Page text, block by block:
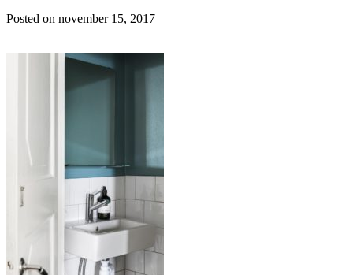
Posted on november 15, 2017